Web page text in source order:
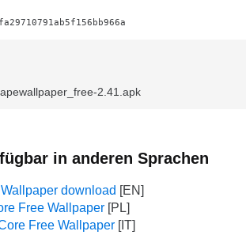
2.41.apk
in anderen Sprachen
download
Free Wallpaper
Free Wallpaper